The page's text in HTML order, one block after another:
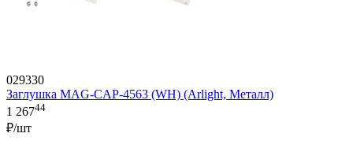
029330
Заглушка MAG-CAP-4563 (WH) (Arlight, Металл)
1 26744
₽/шт